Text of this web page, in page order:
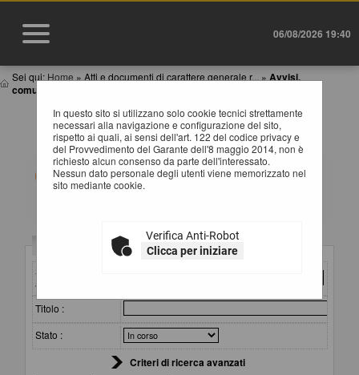
06/08/2026 19:40
Sei qui: Home » Atti e documenti di carattere generale r... » Avvisi,
comunicazioni e atti di caratter...
In questo sito si utilizzano solo cookie tecnici strettamente
necessari alla navigazione e configurazione del sito,
rispetto ai quali, ai sensi dell'art. 122 del codice privacy e
del Provvedimento del Garante dell'8 maggio 2014, non è
richiesto alcun consenso da parte dell'interessato.
Nessun dato personale degli utenti viene memorizzato nel
sito mediante cookie.
Verifica Anti-Robot
Clicca per iniziare
AVVISI, COMUNICAZIONI E ATTI DI CARATTERE
GENERALE
All'interno di questa sezione è possibile consultare
avvisi, atti e documenti di carattere generale riferiti a
tutte le procedure, quali ad esempio la documentazione
lavori (con le eventuali opere incompiute) e dei servizi e
forniture, ecc.
Per ciascuna pubblicazione sono consultabili i relativi
Stazione
appaltante :
Titolo :
Stato :
Criteri di ricerca avanzati